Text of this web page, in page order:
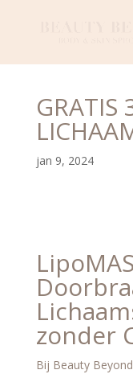
GRATIS
jan 9, 2024
zonder
Bij Beauty